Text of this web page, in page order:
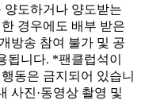
양도하거나 양도받는
경우에도 배부 받은
방송 참여 불가 및 공
됩니다. *팬클럽석이
동은 금지되어 있습니
사진·동영상 촬영 및